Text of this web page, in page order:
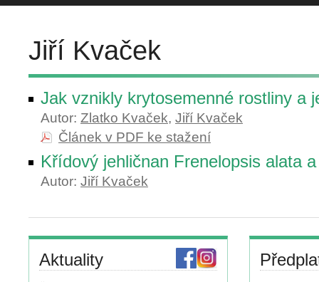
Jiří Kvaček
Jak vznikly krytosemenné rostliny a
Autor: Zlatko Kvaček, Jiří Kvaček
Článek v PDF ke stažení
Křídový jehličnan Frenelopsis alata
Autor: Jiří Kvaček
Aktuality